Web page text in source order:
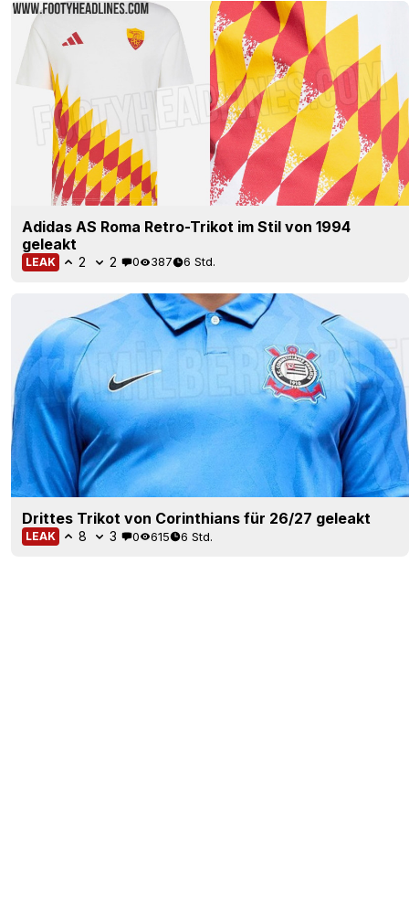
Adidas AS Roma Retro-Trikot im Stil von 1994
geleakt
LEAK 2 2 0 387 6 Std.
Drittes Trikot von Corinthians für 26/27 geleakt
LEAK 8 3 0 615 6 Std.